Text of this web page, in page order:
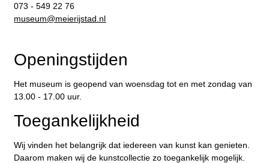
073 - 549 22 76
​museum@meierijstad.nl
Openingstijden
Het museum is geopend van woensdag tot en met zondag van
13.00 - 17.00 uur.
Toegankelijkheid
Wij vinden het belangrijk dat iedereen van kunst kan genieten.
Daarom maken wij de kunstcollectie zo toegankelijk mogelijk.